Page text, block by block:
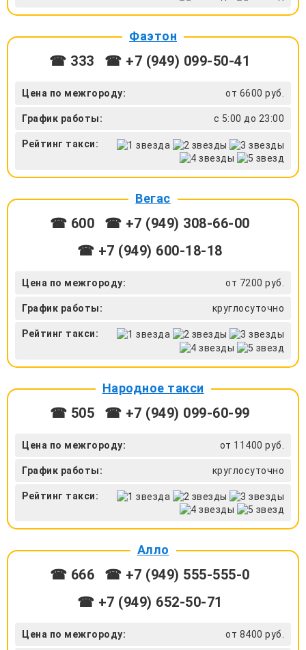
Фаэтон
☎ 333 ☎ +7 (949) 099-50-41
Цена по межгороду: от 6600 руб.
График работы: с 5:00 до 23:00
Рейтинг такси:
Вегас
☎ 600
☎ +7 (949) 308-66-00
☎ +7 (949) 600-18-18
Цена по межгороду: от 7200 руб.
График работы: круглосуточно
Рейтинг такси:
Народное такси
☎ 505 ☎ +7 (949) 099-60-99
Цена по межгороду: от 11400 руб.
График работы: круглосуточно
Рейтинг такси:
Алло
☎ 666
☎ +7 (949) 555-555-0
☎ +7 (949) 652-50-71
Цена по межгороду: от 8400 руб.